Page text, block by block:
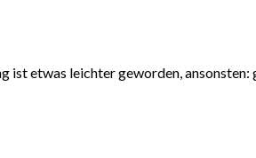
etwas leichter geworden,